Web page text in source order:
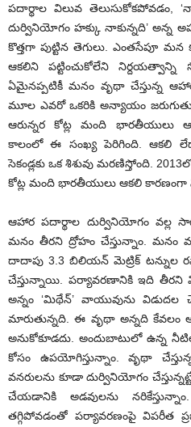
పదార్థాల విలువ తెలుసుకోకపోవడం,
దుర్వినియోగం హక్కు నాకున్నది’
కొత్తగా పుట్టిన తెగులు. ఎంతసేపూ
ఆకలిని పట్టించుకోలేని నిర్దయత్వాన్ని
ఏమైనప్పటికీ మనం వృథా చేస్తున్న
మూల ఎవరో ఒకరికి అన్యాయం
ఆరున్నర కోట్ల మంది భారతీయులు
కాలంలో ఈ సంఖ్య పెరిగింది. ఆకలి
సెకండ్లకు ఒక శిశువు మరణిస్తోంది.
కోట్ల మంది భారతీయులు ఆకలి కారణంగా
ఆహార పదార్థాల దుర్వినియోగం వల్ల
మనం తీరని ద్రోహం చేస్తున్నాం. మనం
దాదాపు 3.3 బిలియన్ మెట్రిక్ టన్నుల
చేస్తున్నాయి. పర్యావరణానికి ఇది తీరని
అన్నం ‘మిథేన్’ వాయువును
మారుతున్నది. ఈ వృథా అన్నది
అనుకోకూడదు. అందుబాటులో ఉన్న
కోసం ఉపయోగిస్తున్నాం. వృథా
వనరులను కూడా దుర్వినియోగం
చేయడానికి అడవులను
తగ్గిపోవడంతో పర్యావరణంపై విపరీత